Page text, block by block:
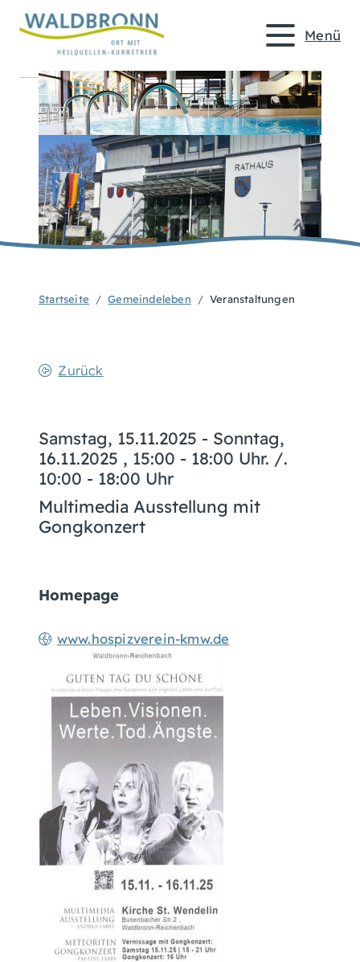
Menü
Startseite Gemeindeleben Veranstaltungen
Zurück
Samstag, 15.11.2025 - Sonntag,
16.11.2025 , 15:00 - 18:00 Uhr. /.
10:00 - 18:00 Uhr
Multimedia Ausstellung mit
Gongkonzert
Homepage
www.hospizverein-kmw.de